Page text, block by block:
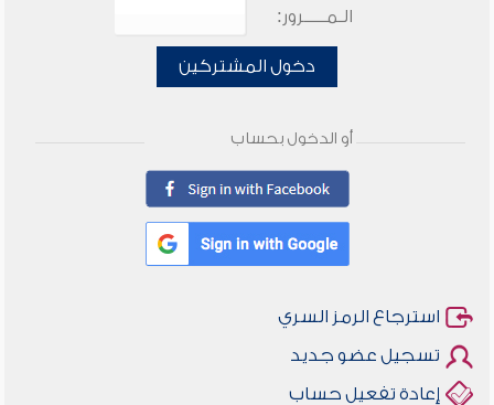
الـمـــــرور:
دخول المشتركين
أو الدخول بحساب
استرجاع الرمز السري
تسجيل عضو جديد
إعادة تفعيل حساب